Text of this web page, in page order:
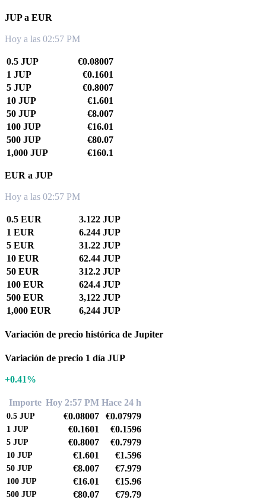
JUP a EUR
Hoy a las 02:57 PM
0.5 JUP
€0.08007
1 JUP
€0.1601
5 JUP
€0.8007
10 JUP
€1.601
50 JUP
€8.007
100 JUP
€16.01
500 JUP
€80.07
1,000 JUP
€160.1
EUR a JUP
Hoy a las 02:57 PM
0.5 EUR
3.122 JUP
1 EUR
6.244 JUP
5 EUR
31.22 JUP
10 EUR
62.44 JUP
50 EUR
312.2 JUP
100 EUR
624.4 JUP
500 EUR
3,122 JUP
1,000 EUR
6,244 JUP
Variación de precio histórica de Jupiter
Variación de precio 1 día JUP
+0.41%
Importe Hoy 2:57 PM Hace 24 h
0.5 JUP €0.08007 €0.07979
1 JUP €0.1601 €0.1596
5 JUP €0.8007 €0.7979
10 JUP €1.601 €1.596
50 JUP €8.007 €7.979
100 JUP €16.01 €15.96
500 JUP €80.07 €79.79